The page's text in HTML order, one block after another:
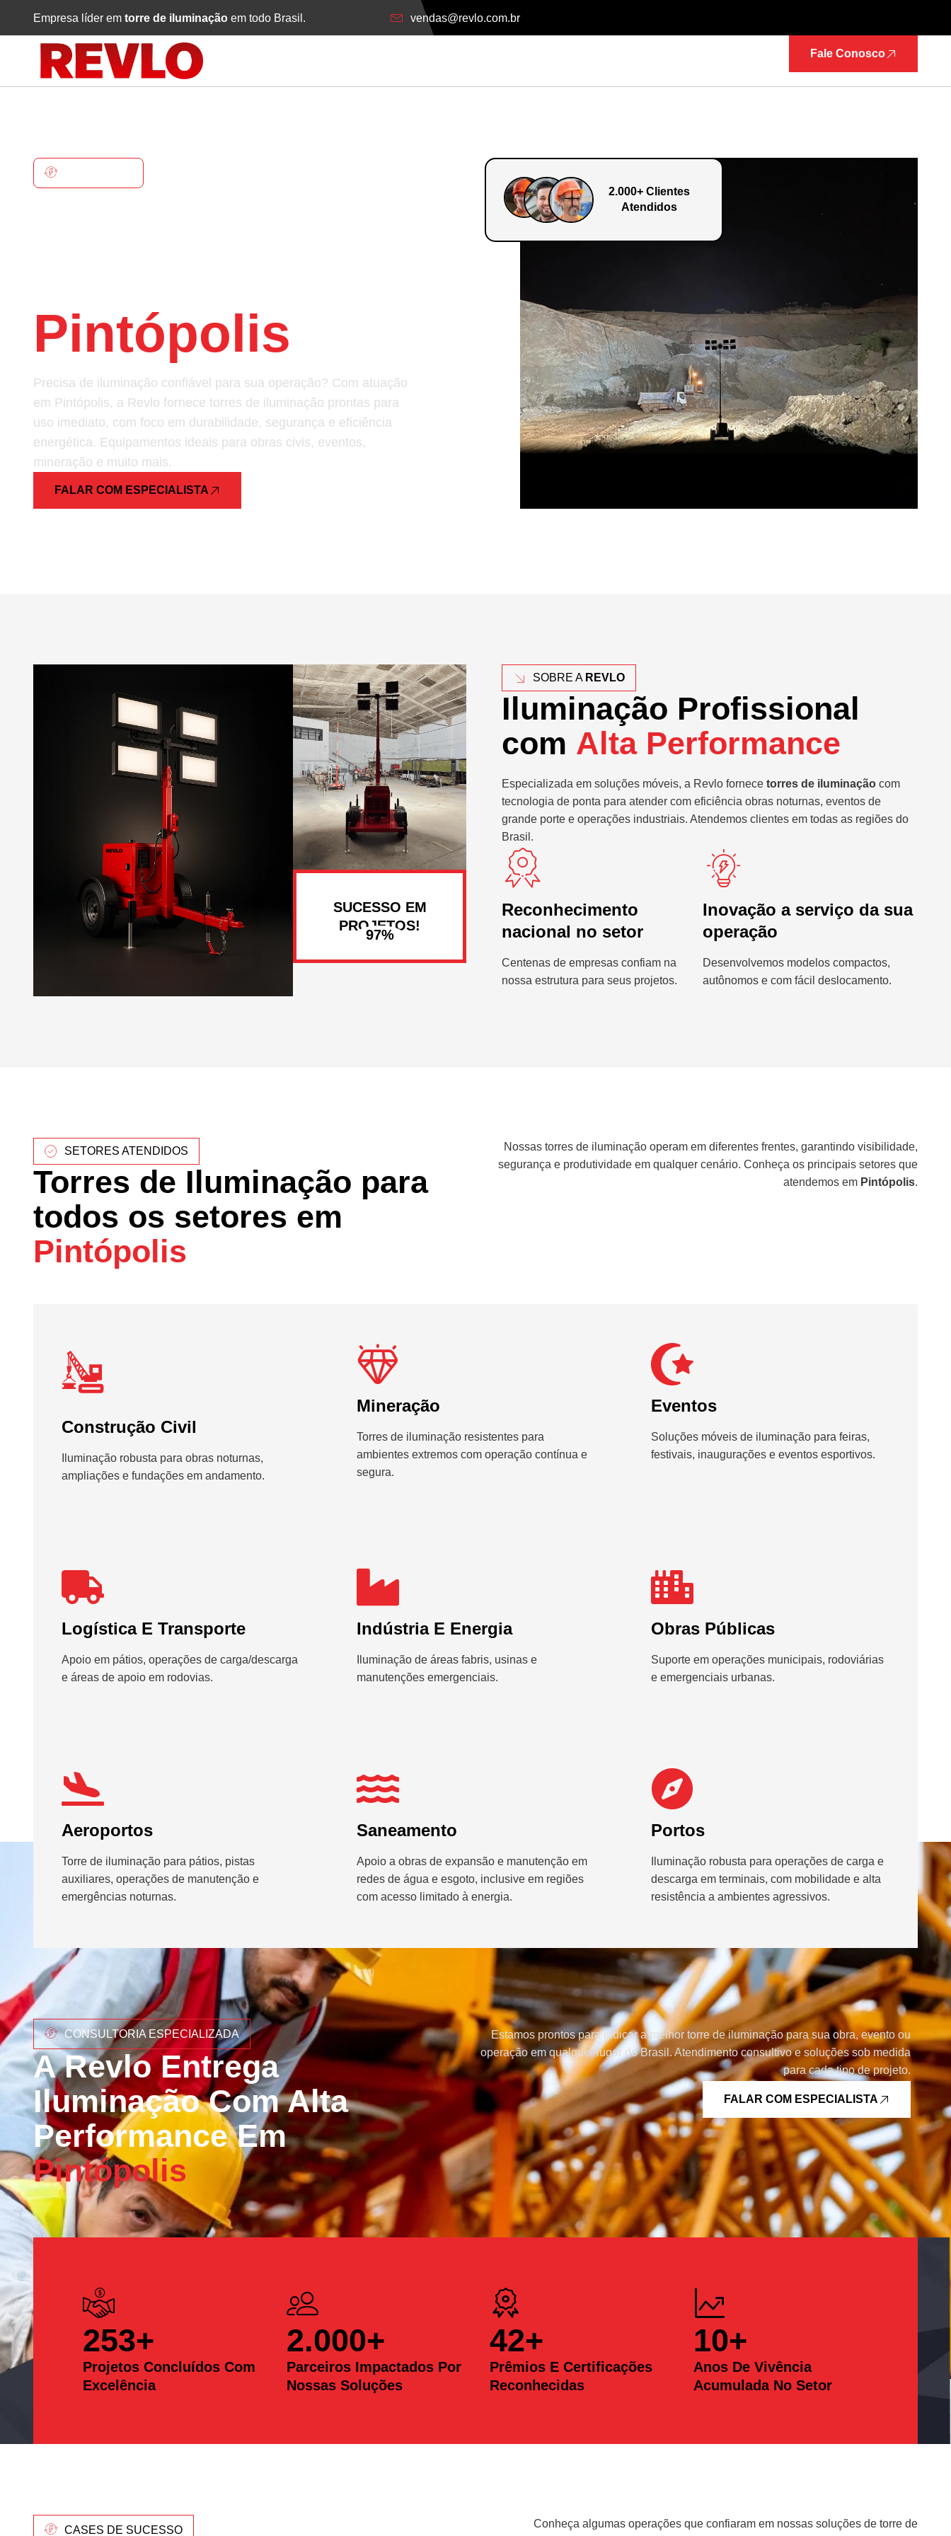
Empresa líder em torre de iluminação em todo Brasil. vendas@revlo.com.br
Fale Conosco
Pintópolis
Precisa de iluminação confiável para sua operação? Com atuação
em Pintópolis, a Revlo fornece torres de iluminação prontas para
uso imediato, com foco em durabilidade, segurança e eficiência
energética. Equipamentos ideais para obras civis, eventos,
mineração e muito mais.
FALAR COM ESPECIALISTA
2.000+ Clientes
Atendidos
SUCESSO EM
PROJETOS!
SOBRE A REVLO
Iluminação Profissional
com Alta Performance
Especializada em soluções móveis, a Revlo fornece torres de iluminação com
tecnologia de ponta para atender com eficiência obras noturnas, eventos de
grande porte e operações industriais. Atendemos clientes em todas as regiões do
Brasil.
Reconhecimento
nacional no setor
Centenas de empresas confiam na
nossa estrutura para seus projetos.
Inovação a serviço da sua
operação
Desenvolvemos modelos compactos,
autônomos e com fácil deslocamento.
SETORES ATENDIDOS
Torres de Iluminação para
todos os setores em
Pintópolis
Nossas torres de iluminação operam em diferentes frentes, garantindo visibilidade,
segurança e produtividade em qualquer cenário. Conheça os principais setores que
atendemos em Pintópolis.
Construção Civil
Iluminação robusta para obras noturnas,
ampliações e fundações em andamento.
Mineração
Torres de iluminação resistentes para
ambientes extremos com operação contínua e
segura.
Eventos
Soluções móveis de iluminação para feiras,
festivais, inaugurações e eventos esportivos.
Logística E Transporte
Apoio em pátios, operações de carga/descarga
e áreas de apoio em rodovias.
Indústria E Energia
Iluminação de áreas fabris, usinas e
manutenções emergenciais.
Obras Públicas
Suporte em operações municipais, rodoviárias
e emergenciais urbanas.
Aeroportos
Torre de iluminação para pátios, pistas
auxiliares, operações de manutenção e
emergências noturnas.
Saneamento
Apoio a obras de expansão e manutenção em
redes de água e esgoto, inclusive em regiões
com acesso limitado à energia.
Portos
Iluminação robusta para operações de carga e
descarga em terminais, com mobilidade e alta
resistência a ambientes agressivos.
CONSULTORIA ESPECIALIZADA
A Revlo Entrega
Iluminação Com Alta
Performance Em
Pintópolis
Estamos prontos para indicar a melhor torre de iluminação para sua obra, evento ou
operação em qualquer lugar do Brasil. Atendimento consultivo e soluções sob medida
para cada tipo de projeto.
FALAR COM ESPECIALISTA
Projetos Concluídos Com
Excelência
253+
Parceiros Impactados Por
Nossas Soluções
2.000+
Prêmios E Certificações
Reconhecidas
42+
Anos De Vivência
Acumulada No Setor
10+
CASES DE SUCESSO
Conheça algumas operações que confiaram em nossas soluções de torre de